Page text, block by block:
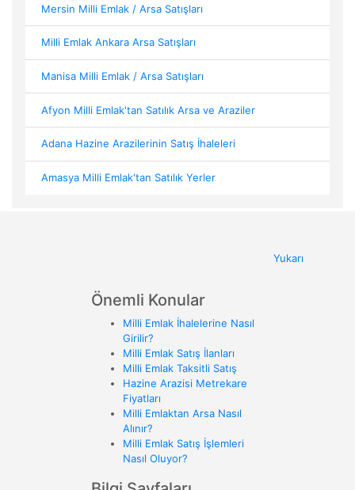
Mersin Milli Emlak / Arsa Satışları
Milli Emlak Ankara Arsa Satışları
Manisa Milli Emlak / Arsa Satışları
Afyon Milli Emlak'tan Satılık Arsa ve Araziler
Adana Hazine Arazilerinin Satış İhaleleri
Amasya Milli Emlak'tan Satılık Yerler
Yukarı
Önemli Konular
Milli Emlak İhalelerine Nasıl
Girilir?
Milli Emlak Satış İlanları
Milli Emlak Taksitli Satış
Hazine Arazisi Metrekare
Fiyatları
Milli Emlaktan Arsa Nasıl
Alınır?
Milli Emlak Satış İşlemleri
Nasıl Oluyor?